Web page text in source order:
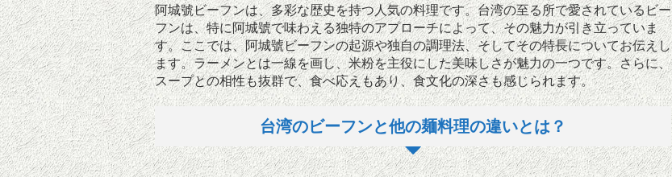
阿城號ビーフンは、多彩な歴史を持つ人気の料理です。台湾の至る所で愛されているビー
フンは、特に阿城號で味わえる独特のアプローチによって、その魅力が引き立っていま
す。ここでは、阿城號ビーフンの起源や独自の調理法、そしてその特長についてお伝えし
ます。ラーメンとは一線を画し、米粉を主役にした美味しさが魅力の一つです。さらに、
スープとの相性も抜群で、食べ応えもあり、食文化の深さも感じられます。
台湾のビーフンと他の麺料理の違いとは？